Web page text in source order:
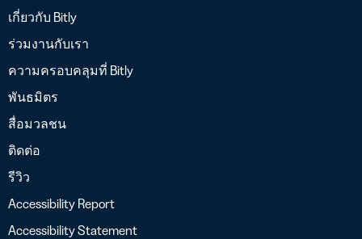
เกี่ยวกับ Bitly
ร่วมงานกับเรา
ความครอบคลุมที่ Bitly
พันธมิตร
สื่อมวลชน
ติดต่อ
รีวิว
Accessibility Report
Accessibility Statement